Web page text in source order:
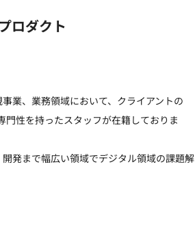
ロダクト
業、業務領域において、クライアントの
門性を持ったスタッフが在籍しておりま
発まで幅広い領域でデジタル領域の課題解